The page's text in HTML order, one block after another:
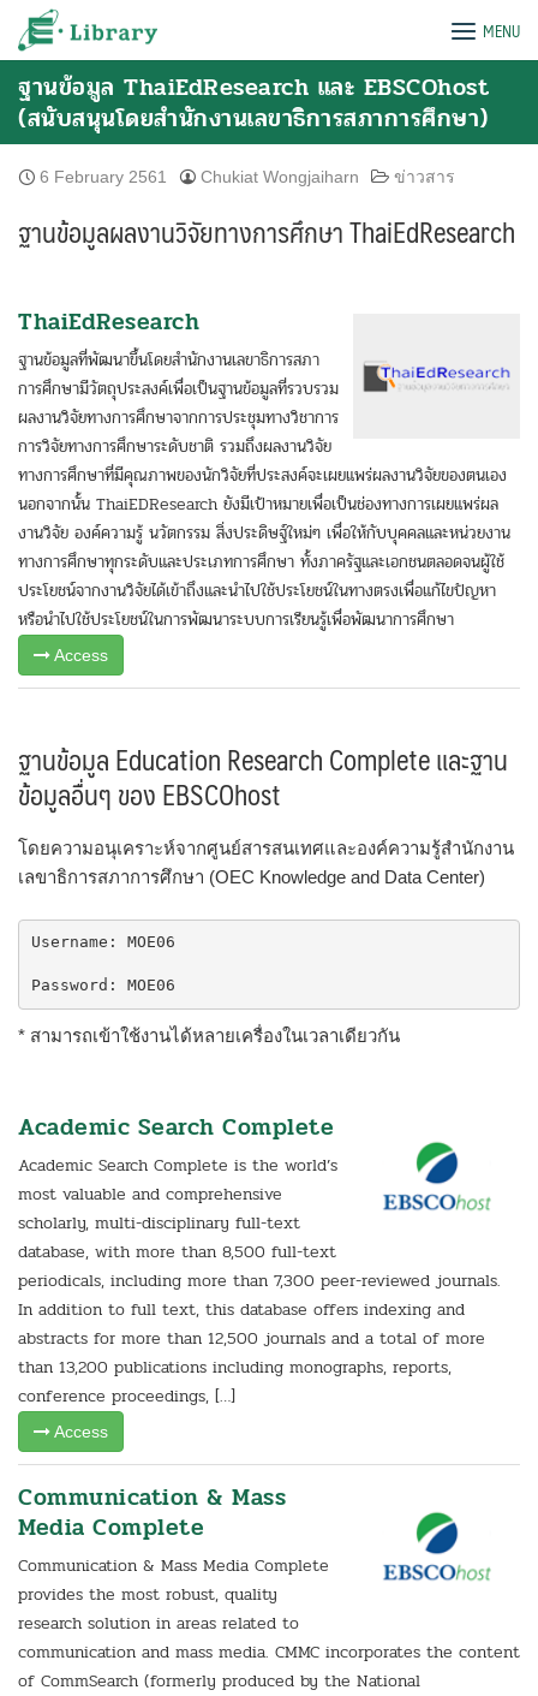
Skip
e-Library MENU
ฐานข้อมูล ThaiEdResearch และ EBSCOhost
(สนับสนุนโดยสำนักงานเลขาธิการสภาการศึกษา)
6 February 2561 Chukiat Wongjaiharn ข่าวสาร
ฐานข้อมูลผลงานวิจัยทางการศึกษา ThaiEdResearch
ThaiEdResearch
ฐานข้อมูลที่พัฒนาขึ้นโดยสำนักงานเลขาธิการสภา
การศึกษามีวัตถุประสงค์เพื่อเป็นฐานข้อมูลที่รวบรวม
ผลงานวิจัยทางการศึกษาจากการประชุมทางวิชาการ
การวิจัยทางการศึกษาระดับชาติ รวมถึงผลงานวิจัย
ทางการศึกษาที่มีคุณภาพของนักวิจัยที่ประสงค์จะเผยแพร่ผลงานวิจัยของตนเอง
นอกจากนั้น ThaiEDResearch ยังมีเป้าหมายเพื่อเป็นช่องทางการเผยแพร่ผล
งานวิจัย องค์ความรู้ นวัตกรรม สิ่งประดิษฐ์ใหม่ๆ เพื่อให้กับบุคคลและหน่วยงาน
ทางการศึกษาทุกระดับและประเภทการศึกษา ทั้งภาครัฐและเอกชนตลอดจนผู้ใช้
ประโยชน์จากงานวิจัยได้เข้าถึงและนำไปใช้ประโยชน์ในทางตรงเพื่อแก้ไขปัญหา
หรือนำไปใช้ประโยชน์ในการพัฒนาระบบการเรียนรู้เพื่อพัฒนาการศึกษา
Access
ฐานข้อมูล Education Research Complete และฐาน
ข้อมูลอื่นๆ ของ EBSCOhost
โดยความอนุเคราะห์จากศูนย์สารสนเทศและองค์ความรู้สำนักงาน
เลขาธิการสภาการศึกษา (OEC Knowledge and Data Center)
Username: MOE06
Password: MOE06
* สามารถเข้าใช้งานได้หลายเครื่องในเวลาเดียวกัน
Academic Search Complete
Academic Search Complete is the world’s
most valuable and comprehensive
scholarly, multi-disciplinary full-text
database, with more than 8,500 full-text
periodicals, including more than 7,300 peer-reviewed journals.
In addition to full text, this database offers indexing and
abstracts for more than 12,500 journals and a total of more
than 13,200 publications including monographs, reports,
conference proceedings, […]
Access
Communication & Mass
Media Complete
Communication & Mass Media Complete
provides the most robust, quality
research solution in areas related to
communication and mass media. CMMC incorporates the content
of CommSearch (formerly produced by the National